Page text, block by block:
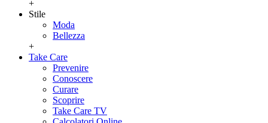
+
Stile
Moda
Bellezza
+
Take Care
Prevenire
Conoscere
Curare
Scoprire
Take Care TV